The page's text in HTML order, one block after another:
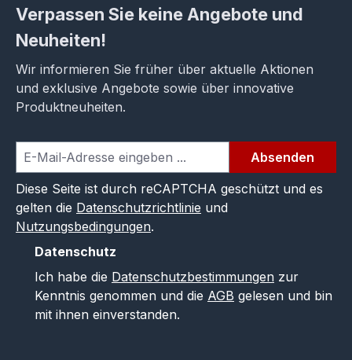
Verpassen Sie keine Angebote und
Neuheiten!
Wir informieren Sie früher über aktuelle Aktionen
und exklusive Angebote sowie über innovative
Produktneuheiten.
Absenden
Diese Seite ist durch reCAPTCHA geschützt und es
gelten die Datenschutzrichtlinie und
Nutzungsbedingungen.
Datenschutz
Ich habe die Datenschutzbestimmungen zur
Kenntnis genommen und die AGB gelesen und bin
mit ihnen einverstanden.